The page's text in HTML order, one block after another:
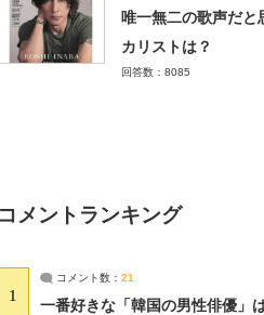
唯一無二の歌声だと
カリストは？
回答数：8085
コメントランキング
1
コメント数： 21
一番好きな「韓国の男性俳優」